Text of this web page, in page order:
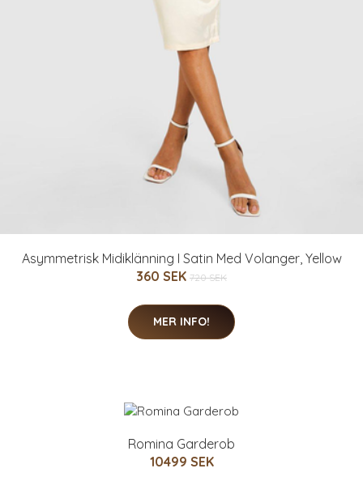
Asymmetrisk Midiklänning I Satin Med Volanger, Yellow
360 SEK 720 SEK
MER INFO!
Romina Garderob
10499 SEK